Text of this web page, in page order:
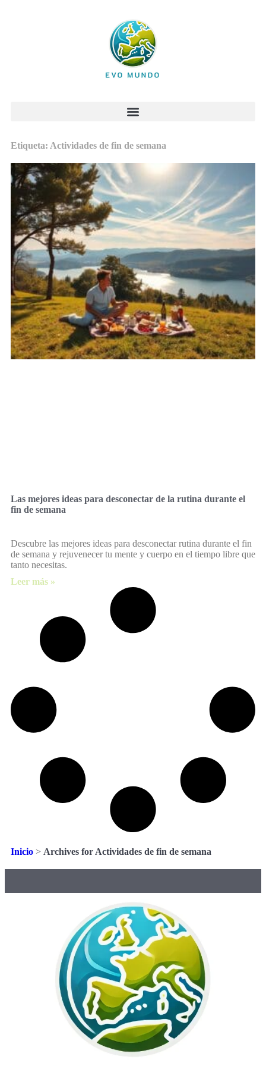
Etiqueta: Actividades de fin de semana
Las mejores ideas para desconectar de la rutina durante el
fin de semana
Descubre las mejores ideas para desconectar rutina durante el fin
de semana y rejuvenecer tu mente y cuerpo en el tiempo libre que
tanto necesitas.
Leer más »
Inicio > Archives for Actividades de fin de semana